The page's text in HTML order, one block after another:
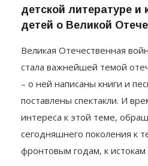
патриотическая акция
сердец», которая в
детской литературе и
детей о Великой
Великая Отечественная
стала важнейшей темой
– о ней написаны книги и
поставлены спектакли. И
интереса к этой теме,
сегодняшнего поколения к